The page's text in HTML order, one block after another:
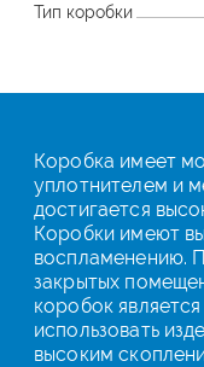
Тип коробки
Коробка имеет
уплотнителем и
достигается
Коробки имеют
воспламенению.
закрытых
коробок
использовать
высоким